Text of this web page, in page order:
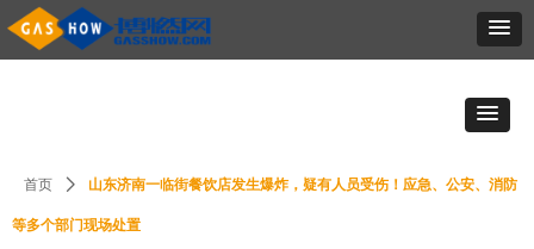
首页 ꄲ 山东济南一临街餐饮店发生爆炸，疑有人员受伤！应急、公安、消防
等多个部门现场处置